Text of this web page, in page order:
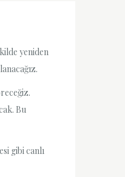
yeniden
Bu
gibi canlı